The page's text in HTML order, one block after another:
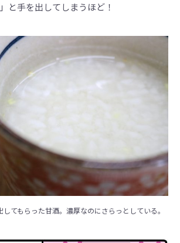
手を出してしまうほど！
てもらった甘酒。濃厚なのにさらっとしている。